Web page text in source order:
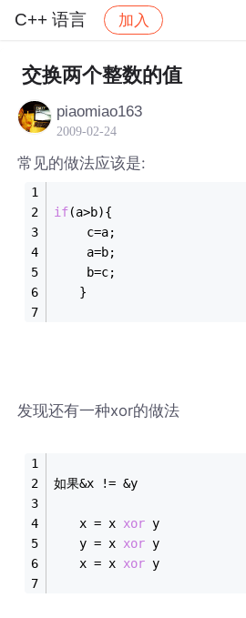
C++ 语言 加入
社区 C++ 语言 帖子详情
交换两个整数的值
piaomiao163
2009-02-24
常见的做法应该是:
if(a>b){
c=a;
a=b;
b=c;
}
发现还有一种xor的做法
如果&x != &y
x = x xor y
y = x xor y
x = x xor y